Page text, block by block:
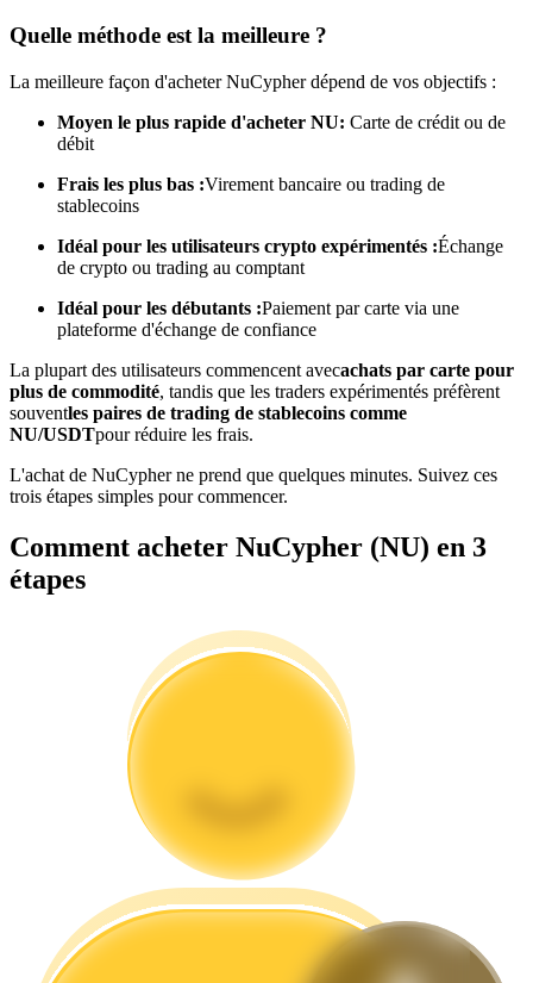
Rejoignez les meilleurs traders
Profitez du partage des bénéfices et des commissions de copy
Information
Analyse de mégadonnées, y compris des informations
commerciales, etc.
Guide de démarrage des contrats à terme
Quelle méthode est la meilleure ?
La meilleure façon d'acheter NuCypher dépend de vos objectifs :
Moyen le plus rapide d'acheter NU: Carte de crédit ou de
débit
Frais les plus bas :Virement bancaire ou trading de
stablecoins
Idéal pour les utilisateurs crypto expérimentés :Échange
de crypto ou trading au comptant
Idéal pour les débutants :Paiement par carte via une
plateforme d'échange de confiance
La plupart des utilisateurs commencent avecachats par carte pour
plus de commodité, tandis que les traders expérimentés préfèrent
souventles paires de trading de stablecoins comme
NU/USDTpour réduire les frais.
L'achat de NuCypher ne prend que quelques minutes. Suivez ces
trois étapes simples pour commencer.
Comment acheter NuCypher (NU) en 3
étapes